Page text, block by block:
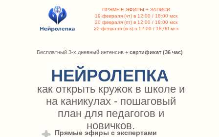
ПРЯМЫЕ ЭФИРЫ + ЗАПИСИ
19 февраля (чт) в 12:00 / 18:00 мск
20 февраля (пт) в 12:00 / 18:00 мск
22 февраля (вск) в 12:00 / 18:00 мск
Бесплатный 3-х дневный интенсив + сертификат (36 час)
как открыть кружок в школе и
на каникулах - пошаговый
план для педагогов и
новичков.
Прямые эфиры с экспертами
НЕЙРОЛЕПКА